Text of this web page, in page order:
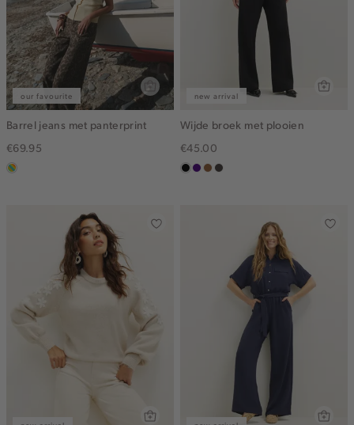
our favourite
Barrel jeans met panterprint
€69.95
meerkleurig
new arrival
Wijde broek met plooien
€45.00
zwart
indigo
deepmocca
choco